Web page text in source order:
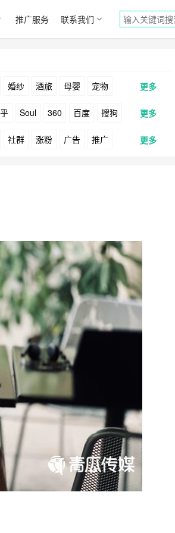
推广服务 联系我们
婚纱 酒旅 母婴 宠物 更多
Soul 360 百度 搜狗
Yahoo Bing
更多
社群 涨粉 广告 推广 更多